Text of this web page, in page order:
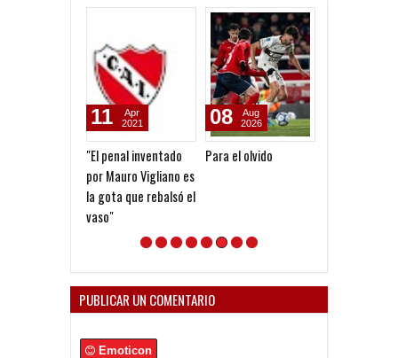
"El penal inventado
por Mauro Vigliano es
la gota que rebalsó el
vaso"
11
Apr
2021
Para el olvido
08
Aug
2026
PUBLICAR UN COMENTARIO
Emoticon